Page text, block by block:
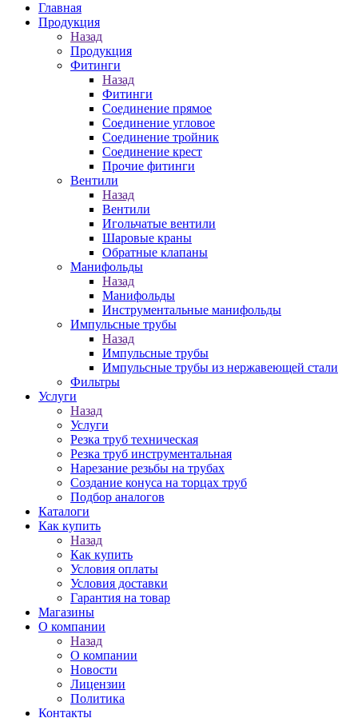
Главная
Продукция
Назад
Продукция
Фитинги
Назад
Фитинги
Соединение прямое
Соединение угловое
Соединение тройник
Соединение крест
Прочие фитинги
Вентили
Назад
Вентили
Игольчатые вентили
Шаровые краны
Обратные клапаны
Манифольды
Назад
Манифольды
Инструментальные манифольды
Импульсные трубы
Назад
Импульсные трубы
Импульсные трубы из нержавеющей стали
Фильтры
Услуги
Назад
Услуги
Резка труб техническая
Резка труб инструментальная
Нарезание резьбы на трубах
Создание конуса на торцах труб
Подбор аналогов
Каталоги
Как купить
Назад
Как купить
Условия оплаты
Условия доставки
Гарантия на товар
Магазины
О компании
Назад
О компании
Новости
Лицензии
Политика
Контакты